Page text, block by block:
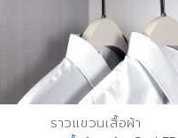
ราวแขวนเสื้อผ้า